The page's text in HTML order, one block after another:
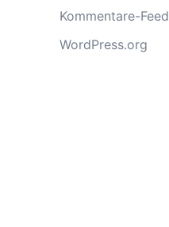
Kommentare-Feed
WordPress.org